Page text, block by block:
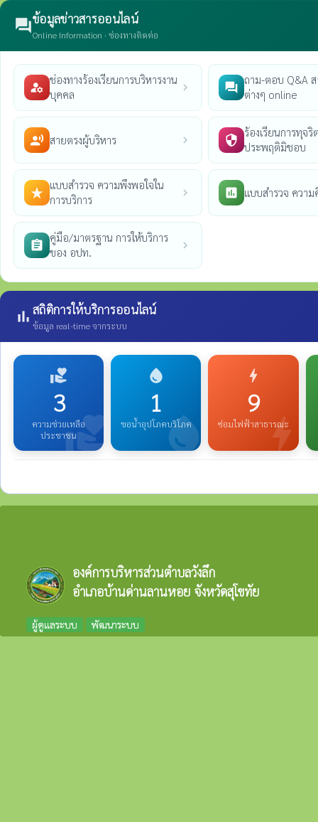
forumข้อมูลข่าวสารออนไลน์
Online Information · ช่องทางติดต่อ
manage_accounts
ช่องทางร้องเรียนการบริหารงาน
บุคคล
chevron_right question_answer
ถาม-ตอบ Q&A
ต่างๆ online
record_voice_over สายตรงผู้บริหาร chevron_right security
ร้องเรียนการทุจริ
ประพฤติมิชอบ
star_rate
แบบสำรวจ ความพึงพอใจใน
การบริการ
chevron_right poll แบบสำรวจ ความ
assignment
คู่มือ/มาตรฐาน การให้บริการ
ของ อปท.
chevron_right
bar_chart สถิติการให้บริการออนไลน์
ข้อมูล real-time จากระบบ
volunteer_activism
volunteer_activism
3
ความช่วยเหลือ
ประชาชน
water_drop
water_drop
1
ขอน้ำอุปโภคบริโภค bolt
bolt
9
ซ่อมไฟฟ้าสาธารณะ
องค์การบริหารส่วนตำบลวังลึก
อำเภอบ้านด่านลานหอย จังหวัดสุโขทัย
ผู้ดูแลระบบ พัฒนาระบบ